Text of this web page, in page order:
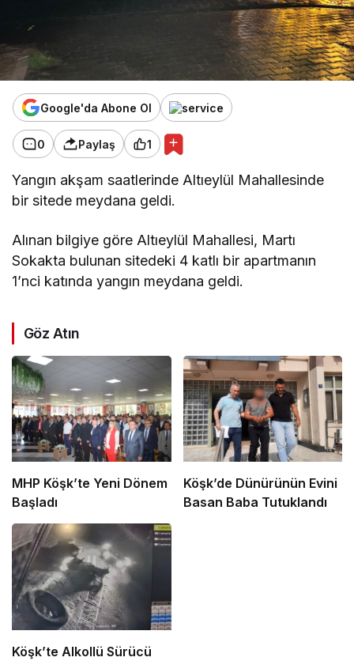
Google'da Abone Ol
0 Paylaş 1
Yangın akşam saatlerinde Altıeylül Mahallesinde
bir sitede meydana geldi.
Alınan bilgiye göre Altıeylül Mahallesi, Martı
Sokakta bulunan sitedeki 4 katlı bir apartmanın
1’nci katında yangın meydana geldi.
Göz Atın
MHP Köşk’te Yeni Dönem
Başladı
Köşk’de Dünürünün Evini
Basan Baba Tutuklandı
Köşk’te Alkollü Sürücü